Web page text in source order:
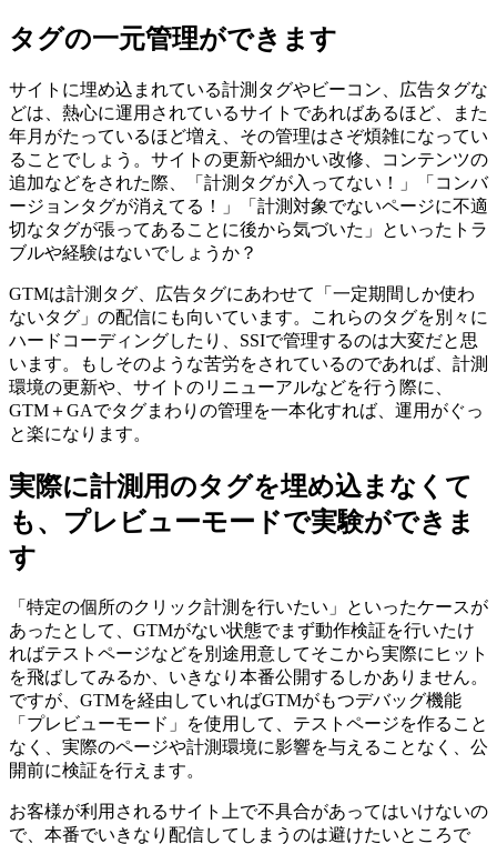
タグの一元管理ができます
サイトに埋め込まれている計測タグやビーコン、広告タグな
どは、熱心に運用されているサイトであればあるほど、また
年月がたっているほど増え、その管理はさぞ煩雑になってい
ることでしょう。サイトの更新や細かい改修、コンテンツの
追加などをされた際、「計測タグが入ってない！」「コンバ
ージョンタグが消えてる！」「計測対象でないページに不適
切なタグが張ってあることに後から気づいた」といったトラ
ブルや経験はないでしょうか？
GTMは計測タグ、広告タグにあわせて「一定期間しか使わ
ないタグ」の配信にも向いています。これらのタグを別々に
ハードコーディングしたり、SSIで管理するのは大変だと思
います。もしそのような苦労をされているのであれば、計測
環境の更新や、サイトのリニューアルなどを行う際に、
GTM＋GAでタグまわりの管理を一本化すれば、運用がぐっ
と楽になります。
実際に計測用のタグを埋め込まなくて
も、プレビューモードで実験ができま
す
「特定の個所のクリック計測を行いたい」といったケースが
あったとして、GTMがない状態でまず動作検証を行いたけ
ればテストページなどを別途用意してそこから実際にヒット
を飛ばしてみるか、いきなり本番公開するしかありません。
ですが、GTMを経由していればGTMがもつデバッグ機能
「プレビューモード」を使用して、テストページを作ること
なく、実際のページや計測環境に影響を与えることなく、公
開前に検証を行えます。
お客様が利用されるサイト上で不具合があってはいけないの
で、本番でいきなり配信してしまうのは避けたいところで